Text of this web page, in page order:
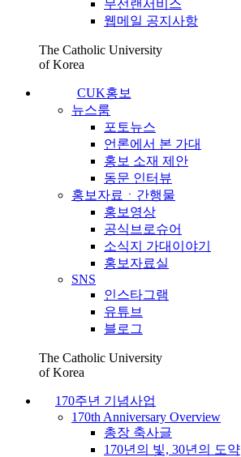
무선랜서비스
웹메일 공지사항
The Catholic University
of Korea
CUK홍보
뉴스룸
포토뉴스
언론에서 본 가대
홍보 소재 제안
동문 인터뷰
홍보자료ㆍ간행물
홍보영상
공식브로슈어
소식지 가대이야기
홍보자료실
SNS
인스타그램
유튜브
블로그
The Catholic University
of Korea
170주년 기념사업
170th Anniversary Overview
총장 축사글
170년의 빛, 30년의 도약